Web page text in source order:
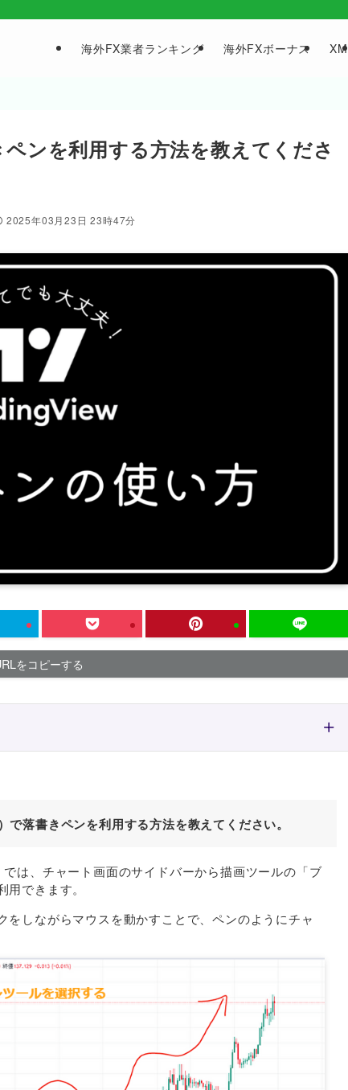
海外FX業者ランキング 海外FXボーナス XM
ンを利用する方法を教えてくださ
2025年03月23日 23時47分
をコピーする
落書きペンを利用する方法を教えてください。
は、チャート画面のサイドバーから描画ツールの「ブ
できます。
をしながらマウスを動かすことで、ペンのようにチャ